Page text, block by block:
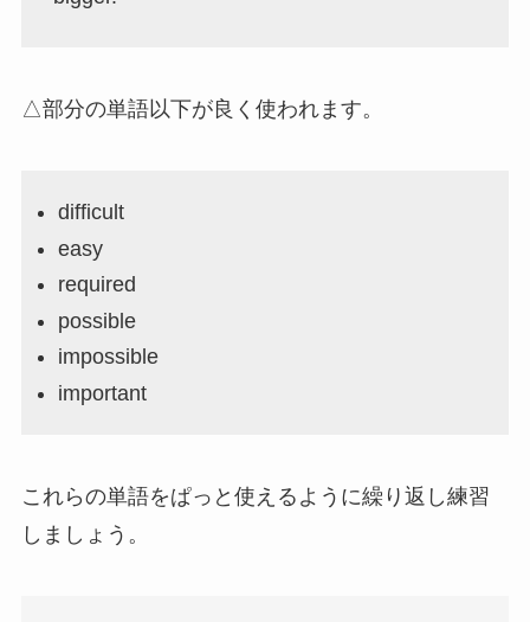
△部分の単語以下が良く使われます。
difficult
easy
required
possible
impossible
important
これらの単語をぱっと使えるように繰り返し練習
しましょう。